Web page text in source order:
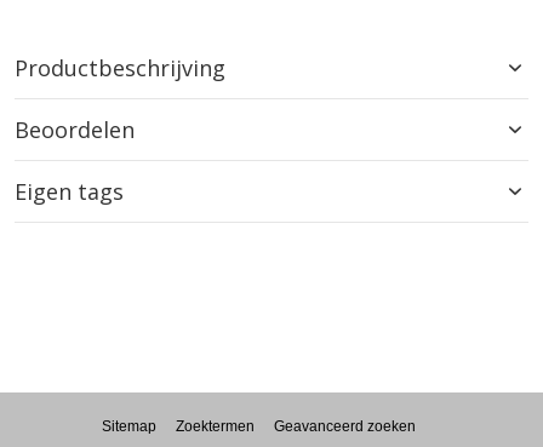
Productbeschrijving
Beoordelen
Eigen tags
Sitemap Zoektermen Geavanceerd zoeken